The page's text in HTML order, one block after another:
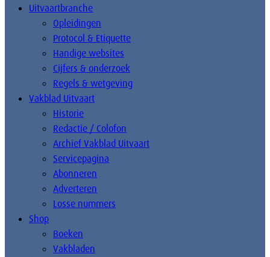
Uitvaartbranche
Opleidingen
Protocol & Etiquette
Handige websites
Cijfers & onderzoek
Regels & wetgeving
Vakblad Uitvaart
Historie
Redactie / Colofon
Archief Vakblad Uitvaart
Servicepagina
Abonneren
Adverteren
Losse nummers
Shop
Boeken
Vakbladen